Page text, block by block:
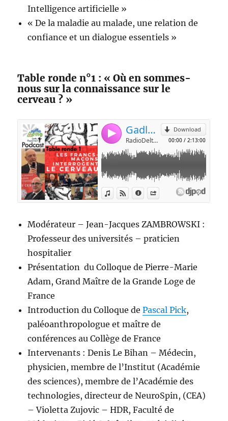
Intelligence artificielle »
« De la maladie au malade, une relation de
confiance et un dialogue essentiels »
Table ronde n°1 : « Où en sommes-
nous sur la connaissance sur le
cerveau ? »
Modérateur – Jean-Jacques ZAMBROWSKI :
Professeur des universités – praticien
hospitalier
Présentation du Colloque de Pierre-Marie
Adam, Grand Maître de la Grande Loge de
France
Introduction du Colloque dePascal Pick,
paléoanthropologue et maître de
conférences au Collège de France
Intervenants : Denis Le Bihan – Médecin,
physicien, membre de l’Institut (Académie
des sciences), membre de l’Académie des
technologies, directeur de NeuroSpin, (CEA)
– Violetta Zujovic – HDR, Faculté de